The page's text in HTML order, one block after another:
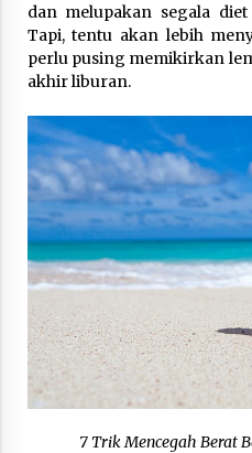
dan melupakan segala
Tapi, tentu akan lebih
perlu pusing memikirkan
akhir liburan.
7 Trik Mencegah Berat